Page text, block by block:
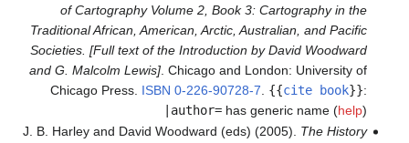
of Cartography Volume 2, Book 3: Cartography in the
Traditional African, American, Arctic, Australian, and Pacific
Societies. [Full text of the Introduction by David Woodward
and G. Malcolm Lewis]. Chicago and London: University of
Chicago Press. ISBN 0-226-90728-7. {{ cite book
|author=has generic name (
J. B. Harley and David Woodward (eds) (2005).The History